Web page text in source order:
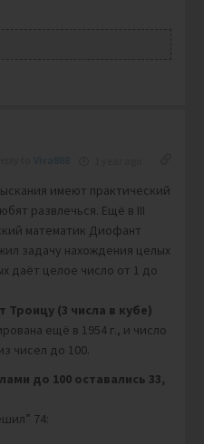
Viva888
имеют практический
развлечься. Ещё в III
математик Диофант
задачу нахождения целых
даёт целое число от 1 до
Троицу (3 числа в кубе)
ещё в 1954 г., и число
чисел до 100.
до 100 оставались 33,
74: